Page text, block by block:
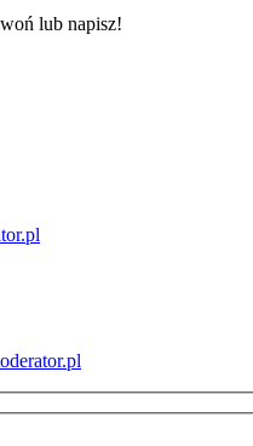
lub napisz!